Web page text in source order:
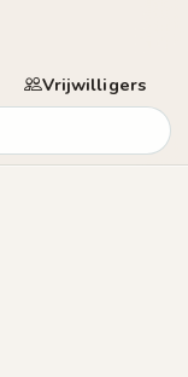
Vrijwilligers